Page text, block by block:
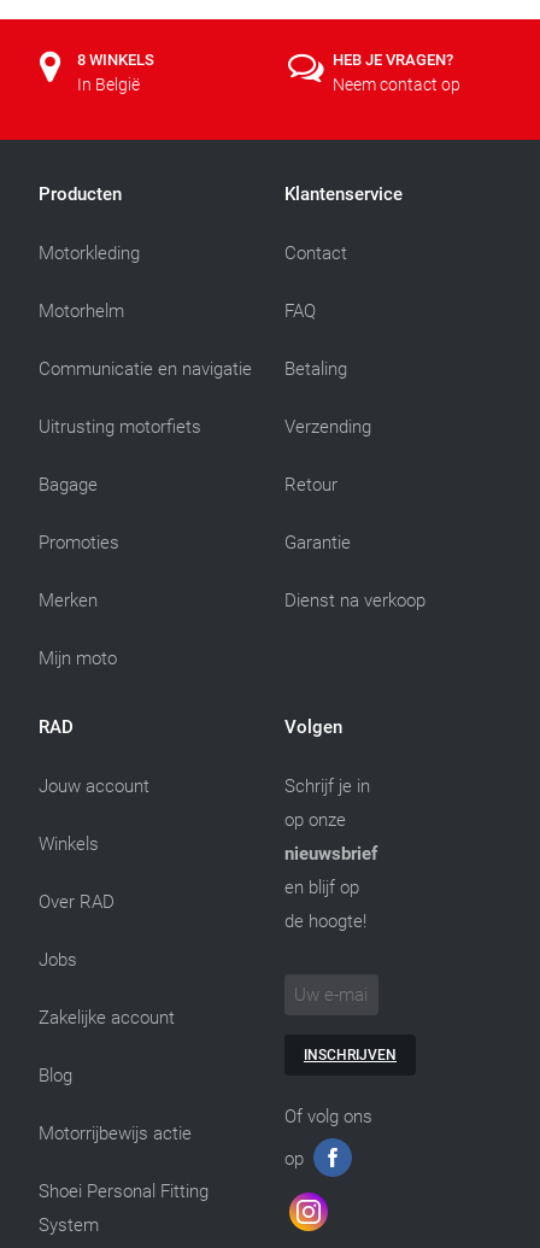
8 WINKELS
In België
HEB JE VRAGEN?
Neem contact op
Producten
Motorkleding
Motorhelm
Communicatie en navigatie
Uitrusting motorfiets
Bagage
Promoties
Merken
Mijn moto
Klantenservice
Contact
FAQ
Betaling
Verzending
Retour
Garantie
Dienst na verkoop
RAD
Jouw account
Winkels
Over RAD
Jobs
Zakelijke account
Blog
Motorrijbewijs actie
Shoei Personal Fitting
System
Volgen
Schrijf je in
op onze
nieuwsbrief
en blijf op
de hoogte!
INSCHRIJVEN
Of volg ons
op